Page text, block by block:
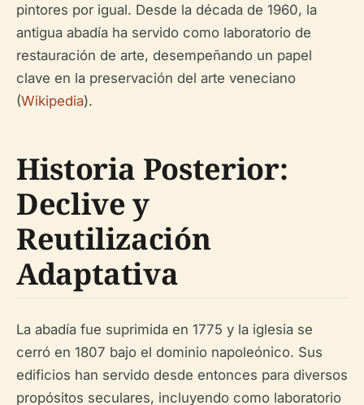
pintores por igual. Desde la década de 1960, la
antigua abadía ha servido como laboratorio de
restauración de arte, desempeñando un papel
clave en la preservación del arte veneciano
(Wikipedia).
Historia Posterior:
Declive y
Reutilización
Adaptativa
La abadía fue suprimida en 1775 y la iglesia se
cerró en 1807 bajo el dominio napoleónico. Sus
edificios han servido desde entonces para diversos
propósitos seculares, incluyendo como laboratorio